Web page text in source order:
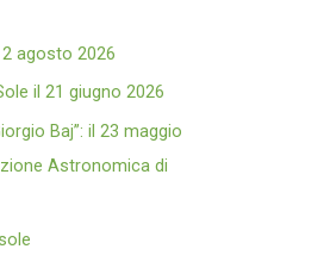
agosto 2026
il 21 giugno 2026
Baj”: il 23 maggio
Astronomica di